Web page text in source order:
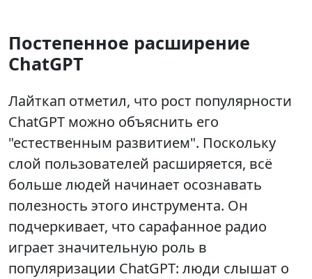
Постепенное расширение
ChatGPT
Лайткап отметил, что рост популярности
ChatGPT можно объяснить его
"естественным развитием". Поскольку
слой пользователей расширяется, всё
больше людей начинает осознавать
полезность этого инструмента. Он
подчеркивает, что сарафанное радио
играет значительную роль в
популяризации ChatGPT: люди слышат о